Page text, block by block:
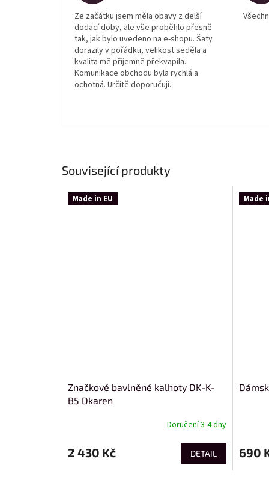
Související produkty
Made in EU
Značkové bavlněné kalhoty DK-K-
B5 Dkaren
Doručení 3-4 dny
2 430 Kč DETAIL
Made
690
Ze začátku jsem měla obavy z delší
dodací doby, ale vše proběhlo přesně
tak, jak bylo uvedeno na e-shopu. Šaty
dorazily v pořádku, velikost seděla a
kvalita mě příjemně překvapila.
Komunikace obchodu byla rychlá a
ochotná. Určitě doporučuji.